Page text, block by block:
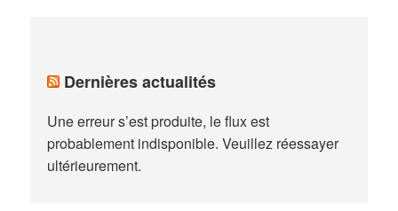
Dernières actualités
Une erreur s’est produite, le flux est
probablement indisponible. Veuillez réessayer
ultérieurement.